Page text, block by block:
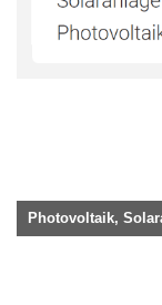
Photovoltaik,